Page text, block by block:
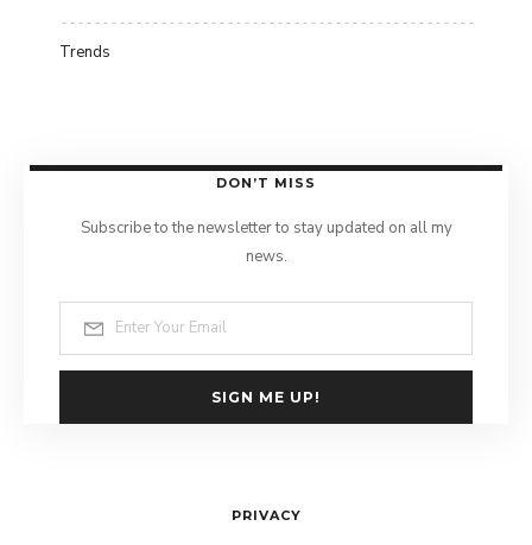
Trends
DON’T MISS
Subscribe to the newsletter to stay updated on all my
news.
SIGN ME UP!
PRIVACY